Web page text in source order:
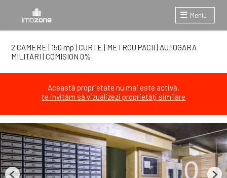
Meniu
2 CAMERE | 150 mp | CURTE | METROU PACII | AUTOGARA
MILITARI | COMISION 0%
Această proprietate nu mai este activă,
te invităm să vizualizezi proprietăți similare